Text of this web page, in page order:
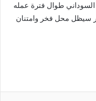
السوداني طوال فترة عمله
سيظل محل فخر وامتنان